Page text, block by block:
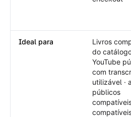
Ideal para
Livros
do catálogo
YouTube
com
utilizável ·
públicos